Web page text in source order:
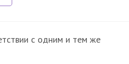
с одним и тем же